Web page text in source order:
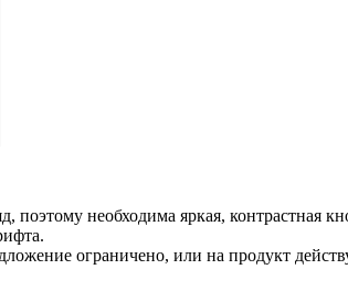
поэтому необходима яркая,
ограничено, или на продукт